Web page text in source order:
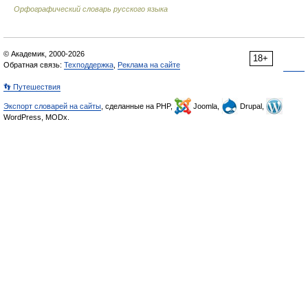
Орфографический словарь русского языка
18+
© Академик, 2000-2026
Обратная связь: Техподдержка Реклама на сайте
👣 Путешествия
Экспорт словарей на сайты , сделанные на PHP, Joomla,
Drupal,
WordPress, MODx.